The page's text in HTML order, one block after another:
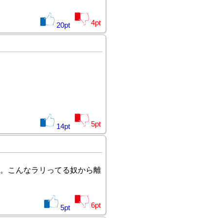
20pt 4pt
14pt 5pt
こんなラリってる奴から離
5pt 6pt